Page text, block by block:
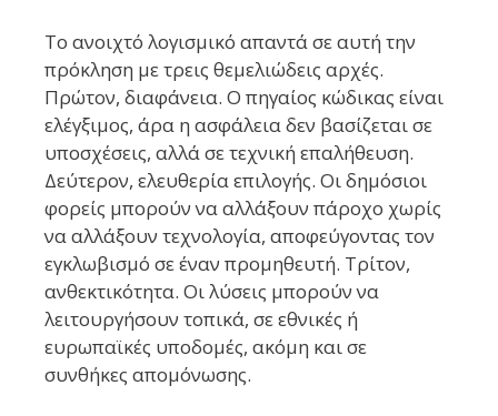
Το ανοιχτό λογισμικό απαντά σε αυτή την
πρόκληση με τρεις θεμελιώδεις αρχές.
Πρώτον, διαφάνεια. Ο πηγαίος κώδικας είναι
ελέγξιμος, άρα η ασφάλεια δεν βασίζεται σε
υποσχέσεις, αλλά σε τεχνική επαλήθευση.
Δεύτερον, ελευθερία επιλογής. Οι δημόσιοι
φορείς μπορούν να αλλάξουν πάροχο χωρίς
να αλλάξουν τεχνολογία, αποφεύγοντας τον
εγκλωβισμό σε έναν προμηθευτή. Τρίτον,
ανθεκτικότητα. Οι λύσεις μπορούν να
λειτουργήσουν τοπικά, σε εθνικές ή
ευρωπαϊκές υποδομές, ακόμη και σε
συνθήκες απομόνωσης.